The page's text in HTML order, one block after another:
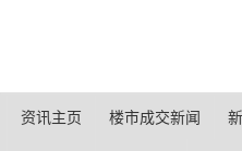
资讯主页 楼市成交新闻